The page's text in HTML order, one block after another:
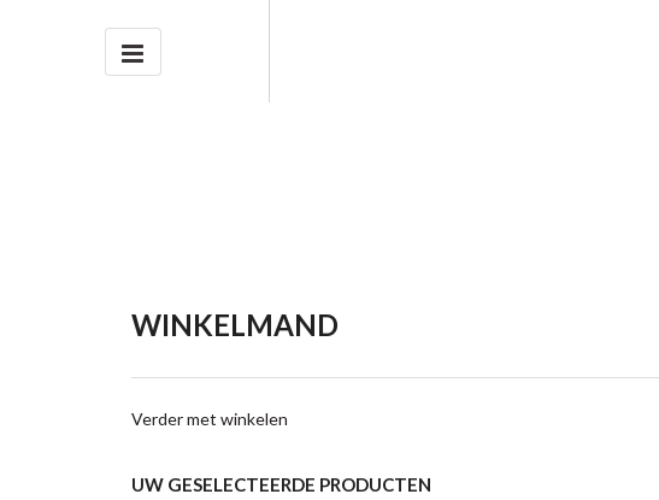
WINKELMAND
Verder met winkelen
UW GESELECTEERDE PRODUCTEN